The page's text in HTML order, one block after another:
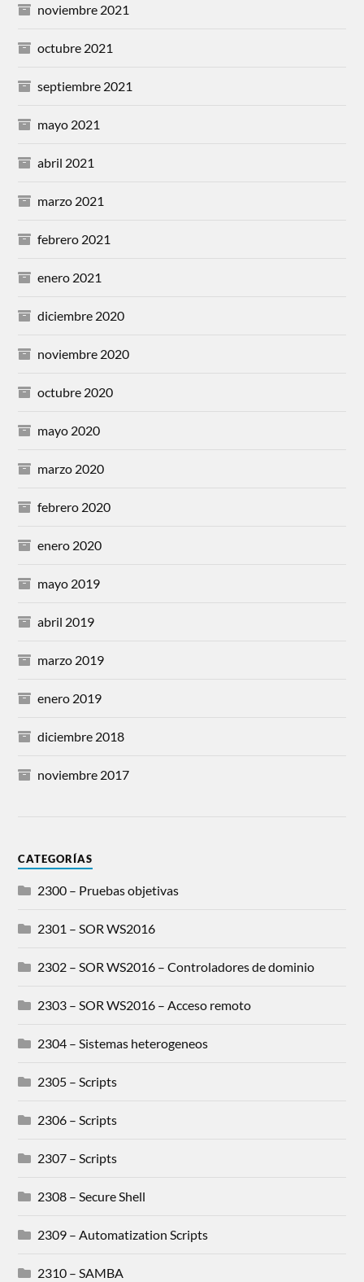
noviembre 2021
octubre 2021
septiembre 2021
mayo 2021
abril 2021
marzo 2021
febrero 2021
enero 2021
diciembre 2020
noviembre 2020
octubre 2020
mayo 2020
marzo 2020
febrero 2020
enero 2020
mayo 2019
abril 2019
marzo 2019
enero 2019
diciembre 2018
noviembre 2017
CATEGORÍAS
2300 – Pruebas objetivas
2301 – SOR WS2016
2302 – SOR WS2016 – Controladores de dominio
2303 – SOR WS2016 – Acceso remoto
2304 – Sistemas heterogeneos
2305 – Scripts
2306 – Scripts
2307 – Scripts
2308 – Secure Shell
2309 – Automatization Scripts
2310 – SAMBA